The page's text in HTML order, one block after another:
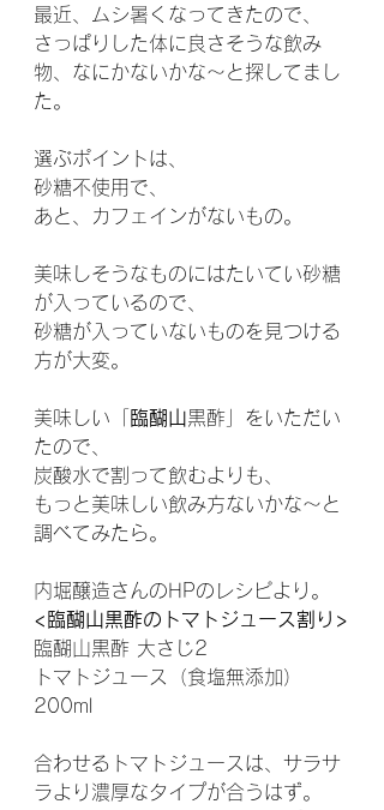
最近、ムシ暑くなってきたので、
さっぱりした体に良さそうな飲み
物、なにかないかな～と探してまし
た。
選ぶポイントは、
砂糖不使用で、
あと、カフェインがないもの。
美味しそうなものにはたいてい砂糖
が入っているので、
砂糖が入っていないものを見つける
方が大変。
美味しい「 臨醐山黒酢」をいただい
たので、
炭酸水で割って飲むよりも、
もっと美味しい飲み方ないかな～と
調べてみたら。
内堀醸造さんのHPのレシピより。
<臨醐山黒酢のトマトジュース割り>
臨醐山黒酢 大さじ2
トマトジュース（食塩無添加）
200ml
合わせるトマトジュースは、サラサ
ラより濃厚なタイプが合うはず。